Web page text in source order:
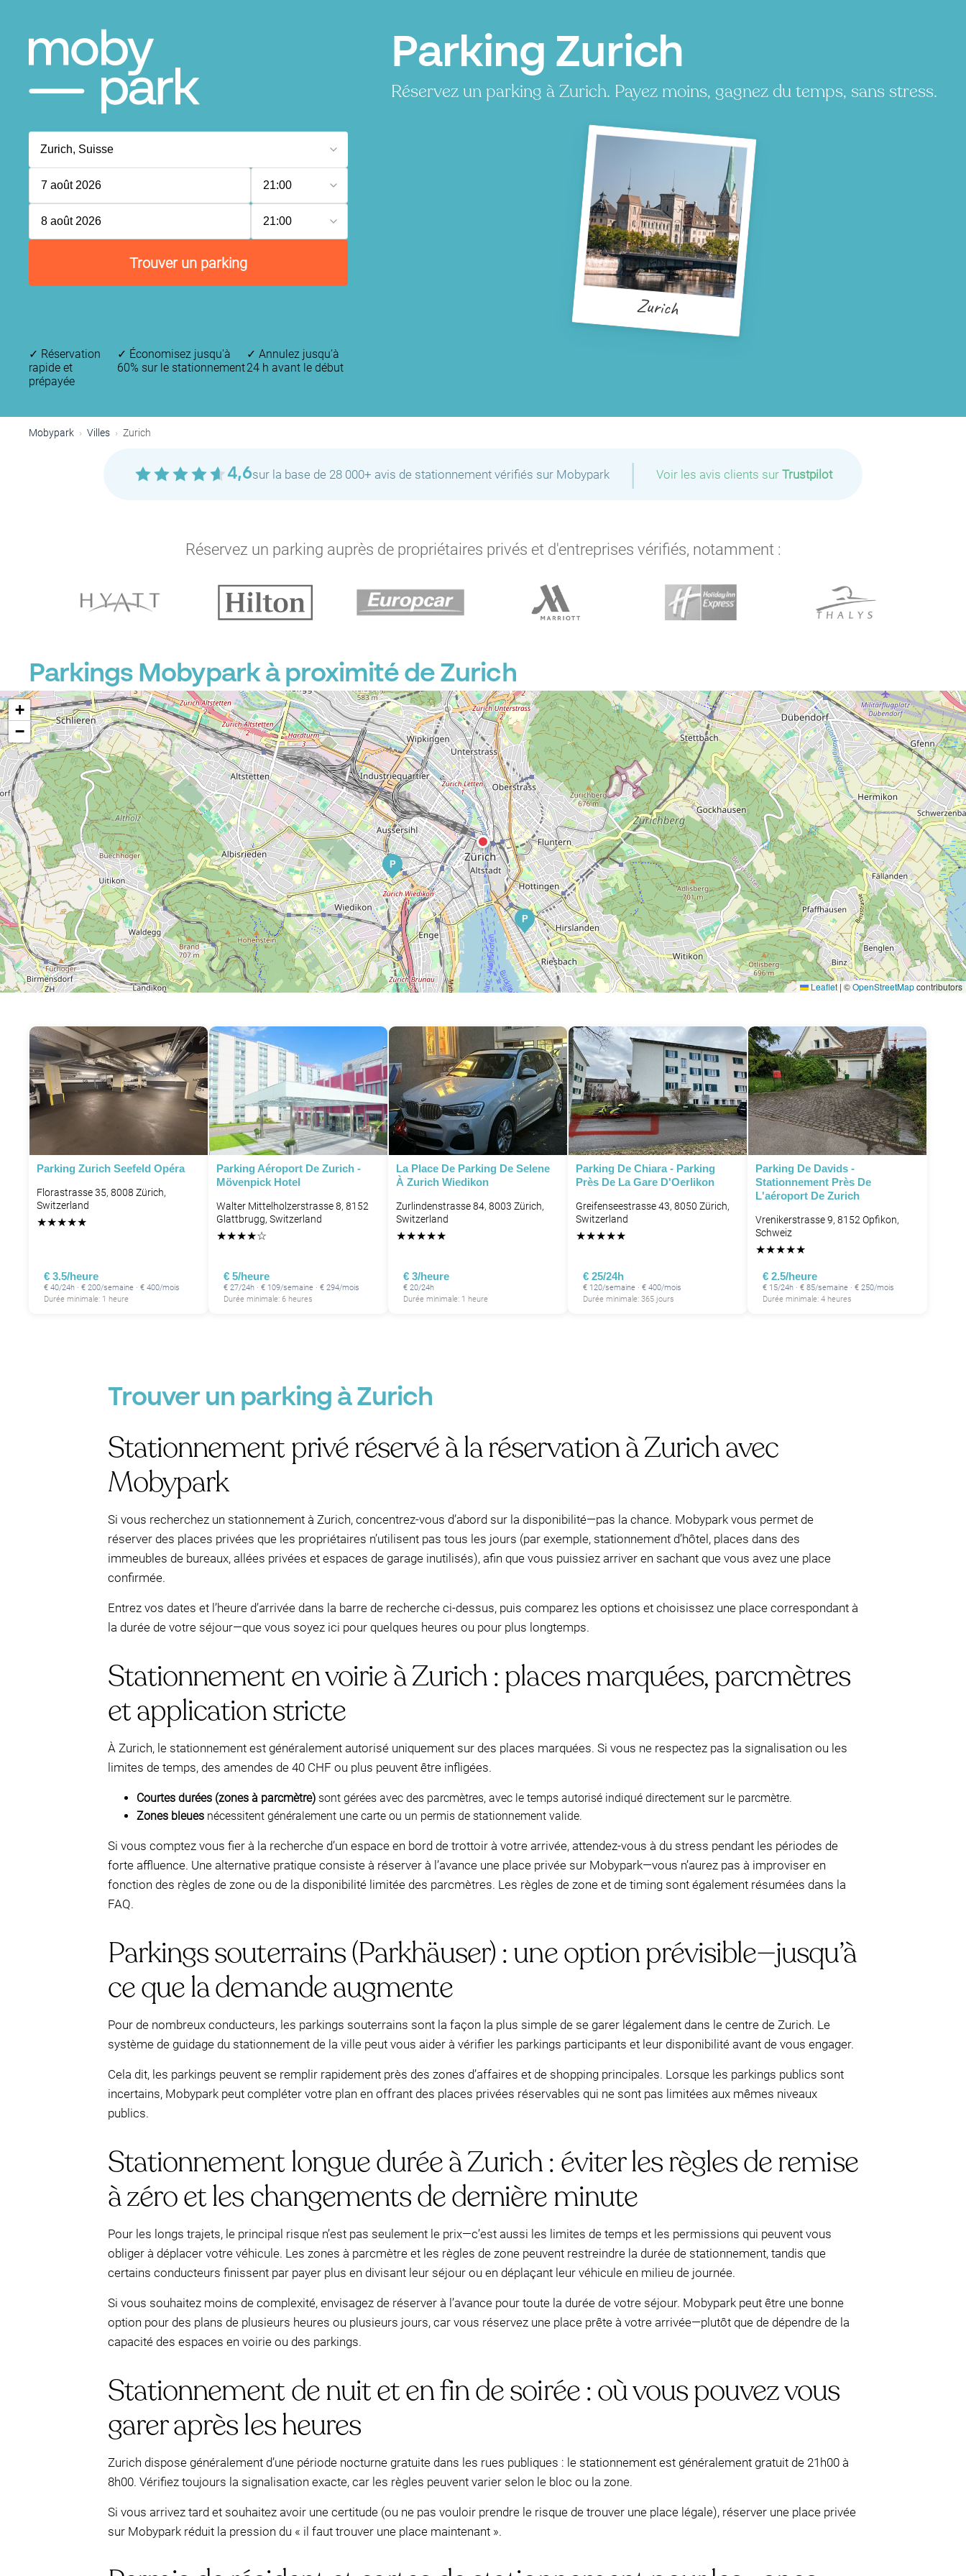
Parking Zurich
Réservez un parking à Zurich. Payez moins, gagnez du temps, sans stress.
7 août 2026 21:00
8 août 2026 21:00
Trouver un parking
Zurich
✓ Réservation
rapide et
prépayée
✓ Économisez jusqu'à
60% sur le stationnement
✓ Annulez jusqu’à
24 h avant le début
Mobypark Villes Zurich
4,6sur la base de 28 000+ avis de stationnement vérifiés sur Mobypark | Voir les avis clients sur Trustpilot
Réservez un parking auprès de propriétaires privés et d'entreprises vérifiés, notamment :
Parkings Mobypark à proximité de Zurich
P
P
P
+
−
Leaflet |©OpenStreetMapcontributors
Parking Zurich Seefeld Opéra
Florastrasse 35, 8008 Zürich,
Switzerland
★★★★★
€ 3.5/heure
€ 40/24h · € 200/semaine · € 400/mois
Durée minimale: 1 heure
Parking Aéroport De Zurich -
Mövenpick Hotel
Walter Mittelholzerstrasse 8, 8152
Glattbrugg, Switzerland
★★★★☆
€ 5/heure
€ 27/24h · € 109/semaine · € 294/mois
Durée minimale: 6 heures
La Place De Parking De Selene
À Zurich Wiedikon
Zurlindenstrasse 84, 8003 Zürich,
Switzerland
★★★★★
€ 3/heure
€ 20/24h
Durée minimale: 1 heure
Parking De Chiara - Parking
Près De La Gare D'Oerlikon
Greifenseestrasse 43, 8050 Zürich,
Switzerland
★★★★★
€ 25/24h
€ 120/semaine · € 400/mois
Durée minimale: 365 jours
Parking De Davids -
Stationnement Près De
L'aéroport De Zurich
Vrenikerstrasse 9, 8152 Opfikon,
Schweiz
★★★★★
€ 2.5/heure
€ 15/24h · € 85/semaine · € 250/mois
Durée minimale: 4 heures
Trouver un parking à Zurich
Stationnement privé réservé à la réservation à Zurich avec
Mobypark
Si vous recherchez un stationnement à Zurich, concentrez-vous d’abord sur la disponibilité—pas la chance. Mobypark vous permet de
réserver des places privées que les propriétaires n’utilisent pas tous les jours (par exemple, stationnement d’hôtel, places dans des
immeubles de bureaux, allées privées et espaces de garage inutilisés), afin que vous puissiez arriver en sachant que vous avez une place
confirmée.
Entrez vos dates et l’heure d’arrivée dans la barre de recherche ci-dessus, puis comparez les options et choisissez une place correspondant à
la durée de votre séjour—que vous soyez ici pour quelques heures ou pour plus longtemps.
Stationnement en voirie à Zurich : places marquées, parcmètres
et application stricte
À Zurich, le stationnement est généralement autorisé uniquement sur des places marquées. Si vous ne respectez pas la signalisation ou les
limites de temps, des amendes de 40 CHF ou plus peuvent être infligées.
Courtes durées (zones à parcmètre) sont gérées avec des parcmètres, avec le temps autorisé indiqué directement sur le parcmètre.
Zones bleues nécessitent généralement une carte ou un permis de stationnement valide.
Si vous comptez vous fier à la recherche d’un espace en bord de trottoir à votre arrivée, attendez-vous à du stress pendant les périodes de
forte affluence. Une alternative pratique consiste à réserver à l’avance une place privée sur Mobypark—vous n’aurez pas à improviser en
fonction des règles de zone ou de la disponibilité limitée des parcmètres. Les règles de zone et de timing sont également résumées dans la
FAQ.
Parkings souterrains (Parkhäuser) : une option prévisible—jusqu’à
ce que la demande augmente
Pour de nombreux conducteurs, les parkings souterrains sont la façon la plus simple de se garer légalement dans le centre de Zurich. Le
système de guidage du stationnement de la ville peut vous aider à vérifier les parkings participants et leur disponibilité avant de vous engager.
Cela dit, les parkings peuvent se remplir rapidement près des zones d’affaires et de shopping principales. Lorsque les parkings publics sont
incertains, Mobypark peut compléter votre plan en offrant des places privées réservables qui ne sont pas limitées aux mêmes niveaux
publics.
Stationnement longue durée à Zurich : éviter les règles de remise
à zéro et les changements de dernière minute
Pour les longs trajets, le principal risque n’est pas seulement le prix—c’est aussi les limites de temps et les permissions qui peuvent vous
obliger à déplacer votre véhicule. Les zones à parcmètre et les règles de zone peuvent restreindre la durée de stationnement, tandis que
certains conducteurs finissent par payer plus en divisant leur séjour ou en déplaçant leur véhicule en milieu de journée.
Si vous souhaitez moins de complexité, envisagez de réserver à l’avance pour toute la durée de votre séjour. Mobypark peut être une bonne
option pour des plans de plusieurs heures ou plusieurs jours, car vous réservez une place prête à votre arrivée—plutôt que de dépendre de la
capacité des espaces en voirie ou des parkings.
Stationnement de nuit et en fin de soirée : où vous pouvez vous
garer après les heures
Zurich dispose généralement d’une période nocturne gratuite dans les rues publiques : le stationnement est généralement gratuit de 21h00 à
8h00. Vérifiez toujours la signalisation exacte, car les règles peuvent varier selon le bloc ou la zone.
Si vous arrivez tard et souhaitez avoir une certitude (ou ne pas vouloir prendre le risque de trouver une place légale), réserver une place privée
sur Mobypark réduit la pression du « il faut trouver une place maintenant ».